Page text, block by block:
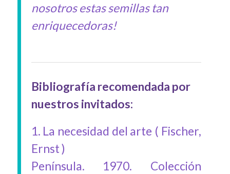
nosotros estas semillas tan
enriquecedoras!
Bibliografía recomendada por
nuestros invitados:
1. La necesidad del arte ( Fischer,
Ernst )
Península. 1970. Colección